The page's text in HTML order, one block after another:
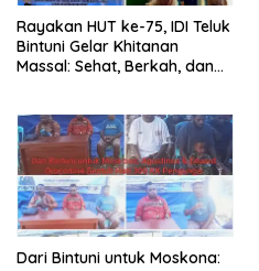
Rayakan HUT ke-75, IDI Teluk
Bintuni Gelar Khitanan
Massal: Sehat, Berkah, dan
Dari Bintuni untuk Moskona: